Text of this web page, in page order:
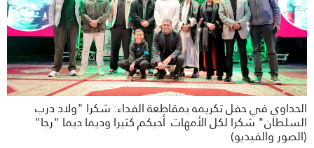
الحداوي في حفل تكريمه بمقاطعة الفداء: شكرا "ولاد درب
السلطان" شكرا لكل الأمهات أحبكم كثيرا وديما ديما "رجا"
(الصور والفيديو)